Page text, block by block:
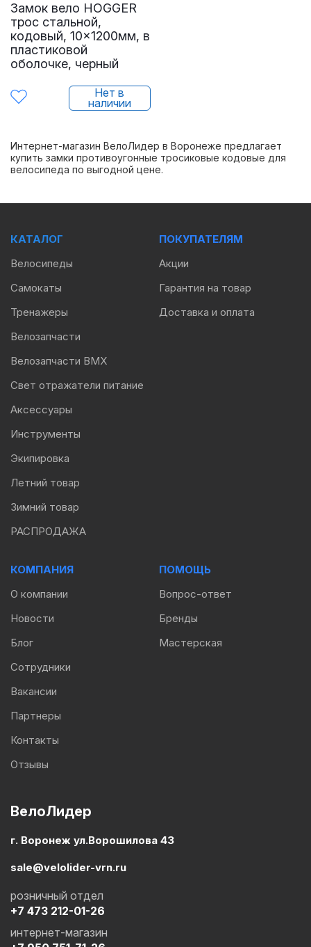
Замок вело HOGGER
трос стальной,
кодовый, 10×1200мм, в
пластиковой
оболочке, черный
Нет в
наличии
Интернет-магазин ВелоЛидер в Воронеже предлагает
купить замки противоугонные тросиковые кодовые для
велосипеда по выгодной цене.
ВелоЛидер
г. Воронеж ул.Ворошилова 43
sale@velolider-vrn.ru
+7 473 212-01-26
розничный отдел
интернет-магазин
КАТАЛОГ
Велосипеды
Самокаты
Тренажеры
Велозапчасти
Велозапчасти BMX
Свет отражатели питание
Аксессуары
Инструменты
Экипировка
Летний товар
Зимний товар
РАСПРОДАЖА
ПОКУПАТЕЛЯМ
Акции
Гарантия на товар
Доставка и оплата
КОМПАНИЯ
О компании
Новости
Блог
Сотрудники
Вакансии
Партнеры
Контакты
Отзывы
ПОМОЩЬ
Вопрос-ответ
Бренды
Мастерская